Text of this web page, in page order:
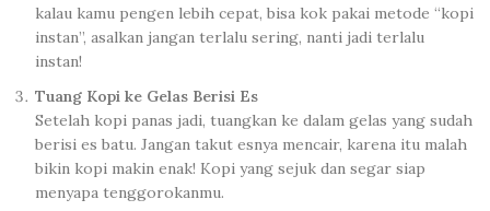
kalau kamu pengen lebih cepat, bisa kok pakai metode “kopi
instan”, asalkan jangan terlalu sering, nanti jadi terlalu
instan!
Tuang Kopi ke Gelas Berisi Es
Setelah kopi panas jadi, tuangkan ke dalam gelas yang sudah
berisi es batu. Jangan takut esnya mencair, karena itu malah
bikin kopi makin enak! Kopi yang sejuk dan segar siap
menyapa tenggorokanmu.